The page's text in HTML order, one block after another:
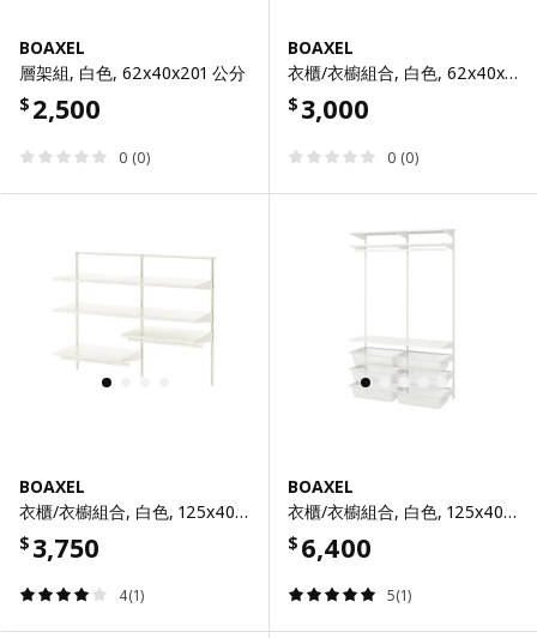
BOAXEL
層架組, 白色, 62x40x201 公分
$ 2,500
0 (0)
BOAXEL
衣櫃/衣櫥組合, 白色, 62x40x201 公分
$ 3,000
0 (0)
BOAXEL
衣櫃/衣櫥組合, 白色, 125x40x101 公分
$ 3,750
4(1)
BOAXEL
衣櫃/衣櫥組合, 白色, 125x40x201 公分
$ 6,400
5(1)